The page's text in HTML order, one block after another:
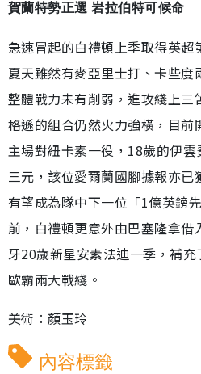
賀蘭特勢正選 岩拉伯特可候命
急速冒起的白禮頓上季取得英超
夏天雖然有麥亞里士打、卡些度
整體戰力未有削弱，進攻綫上三
格遜的組合仍然火力強橫，目
主場對紐卡素一役，18歲的伊
三元，該位愛爾蘭國腳據報亦已
有望成為隊中下一位「1億英鎊
前，白禮頓更意外由巴塞隆拿
牙20歲新星安素法迪一季，補
歐霸兩大戰綫。
美術︰顏玉玲
內容標籤